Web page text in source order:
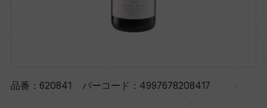
品番： 620841 バーコード： 4997678208417